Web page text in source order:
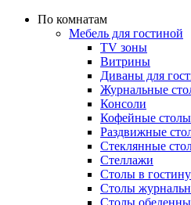
По комнатам
Мебель для гостиной
TV зоны
Витрины
Диваны для
Журнальные
Консоли
Кофейные столы
Раздвижные
Стеклянные
Стеллажи
Столы в
Столы
Столы